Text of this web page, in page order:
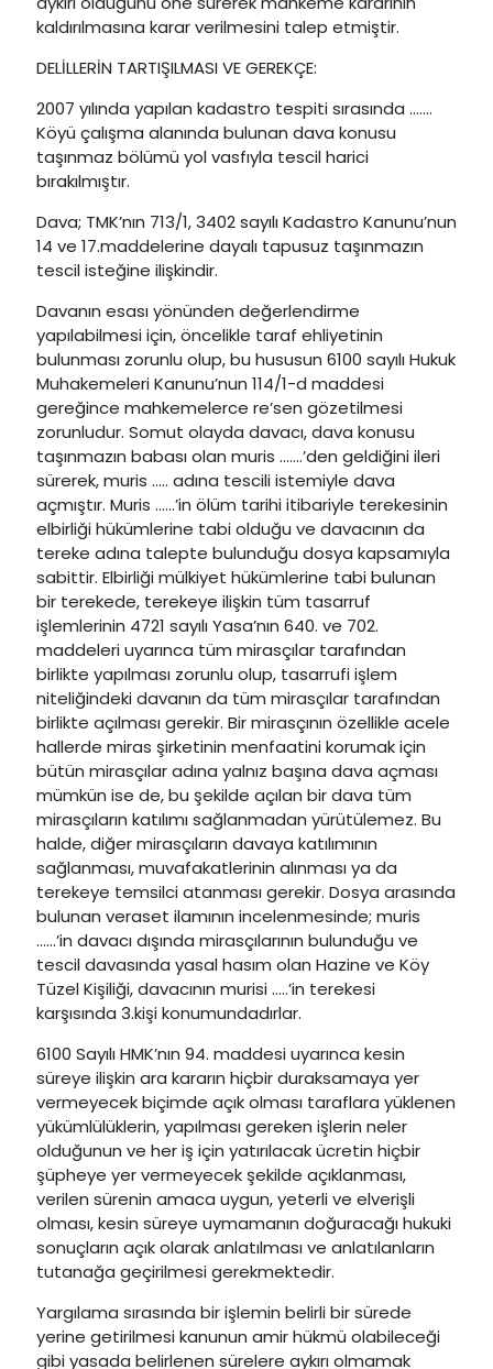
kaldırılmasına karar verilmesini talep etmiştir.
DELİLLERİN TARTIŞILMASI VE GEREKÇE:
2007 yılında yapılan kadastro tespiti sırasında …….
Köyü çalışma alanında bulunan dava konusu
taşınmaz bölümü yol vasfıyla tescil harici
bırakılmıştır.
Dava; TMK’nın 713/1, 3402 sayılı Kadastro Kanunu’nun
14 ve 17.maddelerine dayalı tapusuz taşınmazın
tescil isteğine ilişkindir.
Davanın esası yönünden değerlendirme
yapılabilmesi için, öncelikle taraf ehliyetinin
bulunması zorunlu olup, bu hususun 6100 sayılı Hukuk
Muhakemeleri Kanunu’nun 114/1-d maddesi
gereğince mahkemelerce re’sen gözetilmesi
zorunludur. Somut olayda davacı, dava konusu
taşınmazın babası olan muris …….’den geldiğini ileri
sürerek, muris ….. adına tescili istemiyle dava
açmıştır. Muris ……’in ölüm tarihi itibariyle terekesinin
elbirliği hükümlerine tabi olduğu ve davacının da
tereke adına talepte bulunduğu dosya kapsamıyla
sabittir. Elbirliği mülkiyet hükümlerine tabi bulunan
bir terekede, terekeye ilişkin tüm tasarruf
işlemlerinin 4721 sayılı Yasa’nın 640. ve 702.
maddeleri uyarınca tüm mirasçılar tarafından
birlikte yapılması zorunlu olup, tasarrufi işlem
niteliğindeki davanın da tüm mirasçılar tarafından
birlikte açılması gerekir. Bir mirasçının özellikle acele
hallerde miras şirketinin menfaatini korumak için
bütün mirasçılar adına yalnız başına dava açması
mümkün ise de, bu şekilde açılan bir dava tüm
mirasçıların katılımı sağlanmadan yürütülemez. Bu
halde, diğer mirasçıların davaya katılımının
sağlanması, muvafakatlerinin alınması ya da
terekeye temsilci atanması gerekir. Dosya arasında
bulunan veraset ilamının incelenmesinde; muris
……’in davacı dışında mirasçılarının bulunduğu ve
tescil davasında yasal hasım olan Hazine ve Köy
Tüzel Kişiliği, davacının murisi …..’in terekesi
karşısında 3.kişi konumundadırlar.
6100 Sayılı HMK’nın 94. maddesi uyarınca kesin
süreye ilişkin ara kararın hiçbir duraksamaya yer
vermeyecek biçimde açık olması taraflara yüklenen
yükümlülüklerin, yapılması gereken işlerin neler
olduğunun ve her iş için yatırılacak ücretin hiçbir
şüpheye yer vermeyecek şekilde açıklanması,
verilen sürenin amaca uygun, yeterli ve elverişli
olması, kesin süreye uymamanın doğuracağı hukuki
sonuçların açık olarak anlatılması ve anlatılanların
tutanağa geçirilmesi gerekmektedir.
Yargılama sırasında bir işlemin belirli bir sürede
yerine getirilmesi kanunun amir hükmü olabileceği
gibi yasada belirlenen sürelere aykırı olmamak